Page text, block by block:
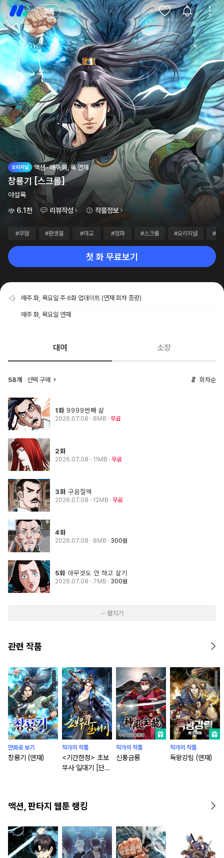
웹툰
액션 · 매주 화, 목 연재
창룡기 [스크롤]
야설록
6.1천
리뷰작성 작품정보
#무협 #환생물 #마교 #정파 #스크롤 #오리지널 #1
첫 화 무료보기
매주 화, 목요일 주 6화 업데이트 (연재 회차 증량)
매주 화, 목요일 연재
대여 소장
58개 선택 구매 회차순
1화 9999번째 삶
2026.07.08 · 8MB 무료
2화
2026.07.08 · 11MB 무료
3화 구음절맥
2026.07.08 · 12MB 무료
4화
2026.07.08 · 8MB 300원
5화 아무것도 안 하고 살기
2026.07.08 · 7MB 300원
··· 펼치기
관련 작품
만화로 보기
창룡기 (연재)
작가의 작품
<기간한정> 초보
무사 일대기 [단행
작가의 작품
신풍금룡
작가의 작품
독왕강림 (연재)
액션, 판타지 웹툰 랭킹